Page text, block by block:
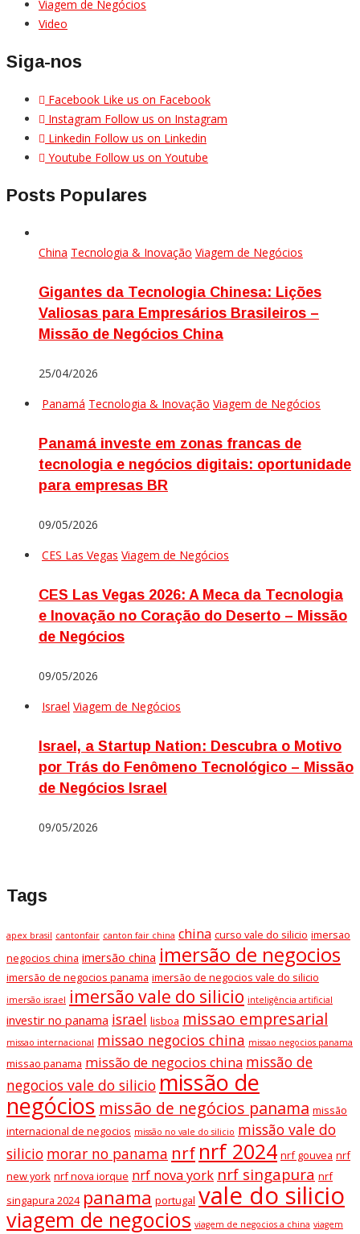
Viagem de Negócios
Video
Siga-nos
Facebook Like us on Facebook
Instagram Follow us on Instagram
Linkedin Follow us on Linkedin
Youtube Follow us on Youtube
Posts Populares
China Tecnologia & Inovação Viagem de Negócios
Gigantes da Tecnologia Chinesa: Lições
Valiosas para Empresários Brasileiros –
Missão de Negócios China
25/04/2026
Panamá Tecnologia & Inovação Viagem de Negócios
Panamá investe em zonas francas de
tecnologia e negócios digitais: oportunidade
para empresas BR
09/05/2026
CES Las Vegas Viagem de Negócios
CES Las Vegas 2026: A Meca da Tecnologia
e Inovação no Coração do Deserto – Missão
de Negócios
09/05/2026
Israel Viagem de Negócios
Israel, a Startup Nation: Descubra o Motivo
por Trás do Fenômeno Tecnológico – Missão
de Negócios Israel
09/05/2026
Tags
apex brasil cantonfair canton fair china china curso vale do silicio imersao
negocios china imersão china imersão de negocios
imersão de negocios panama imersão de negocios vale do silicio
imersão israel imersão vale do silicio inteligência artificial
investir no panama israel lisboa missao empresarial
missao internacional missao negocios china missao negocios panama
missao panama missão de negocios china missão de
negocios vale do silicio missão de
negócios missão de negócios panama missão
internacional de negocios missão no vale do silicio missão vale do
silicio morar no panama nrf nrf 2024 nrf gouvea nrf
new york nrf nova iorque nrf nova york nrf singapura nrf
singapura 2024 panama portugal vale do silicio
viagem de negocios viagem de negocios a china viagem